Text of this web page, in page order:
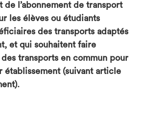
de l’abonnement de transport
les élèves ou étudiants
des transports adaptés
et qui souhaitent faire
des transports en commun pour
établissement (suivant article